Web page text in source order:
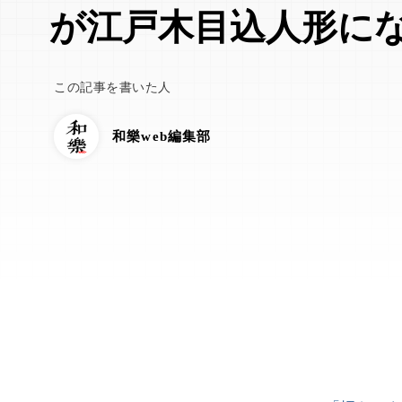
が江戸木目込人形に
この記事を書いた人
和樂web編集部